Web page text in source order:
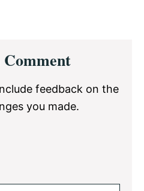
Comment
feedback on the
you made.